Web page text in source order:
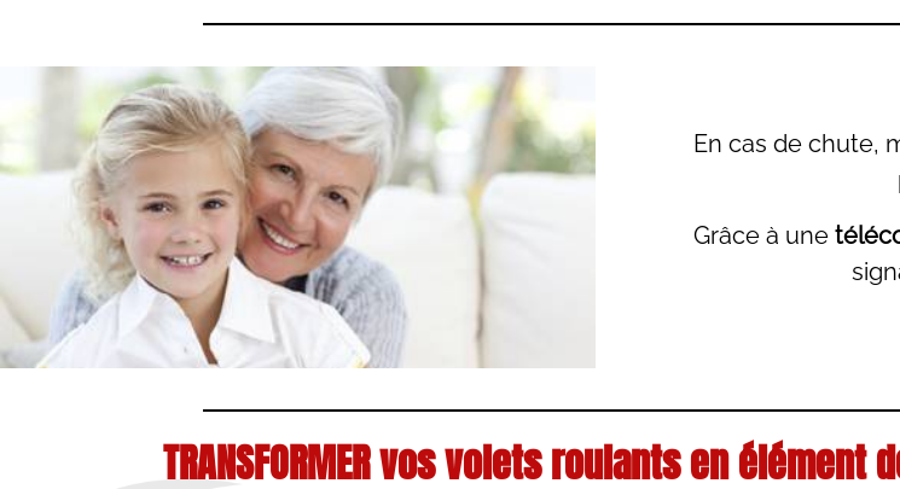
En cas de chute,
Grâce à une
TRANSFORMER vos volets roulants en élément